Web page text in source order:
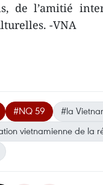
de l’amitié
-VNA
#NQ 59
#la
vietnamienne de la